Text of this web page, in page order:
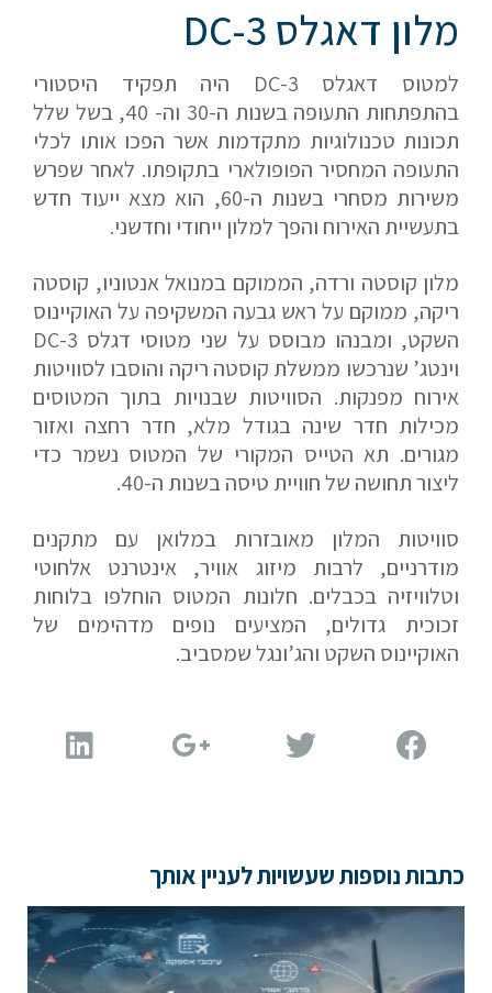
מלון דאגלס DC-3
למטוס דאגלס DC-3 היה תפקיד היסטורי
בהתפתחות התעופה בשנות ה-30 וה- 40, בשל שלל
תכונות טכנולוגיות מתקדמות אשר הפכו אותו לכלי
התעופה המחסיר הפופולארי בתקופתו. לאחר שפרש
משירות מסחרי בשנות ה-60, הוא מצא ייעוד חדש
בתעשיית האירוח והפך למלון ייחודי וחדשני.
מלון קוסטה ורדה, הממוקם במנואל אנטוניו, קוסטה
ריקה, ממוקם על ראש גבעה המשקיפה על האוקיינוס
השקט, ומבנהו מבוסס על שני מטוסי דגלס DC-3
וינטג’ שנרכשו ממשלת קוסטה ריקה והוסבו לסוויטות
אירוח מפנקות. הסוויטות שבנויות בתוך המטוסים
מכילות חדר שינה בגודל מלא, חדר רחצה ואזור
מגורים. תא הטייס המקורי של המטוס נשמר כדי
ליצור תחושה של חוויית טיסה בשנות ה-40.
סוויטות המלון מאובזרות במלואן עם מתקנים
מודרניים, לרבות מיזוג אוויר, אינטרנט אלחוטי
וטלוויזיה בכבלים. חלונות המטוס הוחלפו בלוחות
זכוכית גדולים, המציעים נופים מדהימים של
האוקיינוס השקט והג’ונגל שמסביב.
כתבות נוספות שעשויות לעניין אותך
שלח הודעה